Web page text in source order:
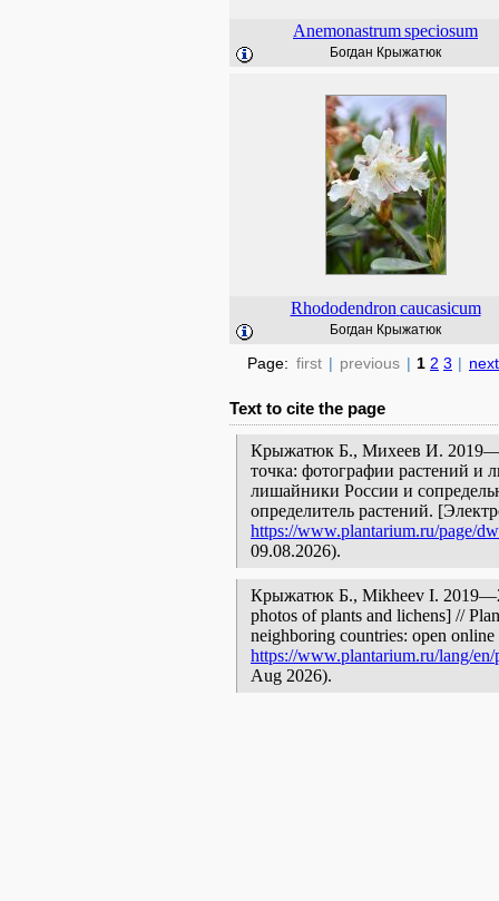
Anemonastrumspeciosum
Богдан Крыжатюк
Rhododendron caucasicum
Богдан Крыжатюк
Page: first | previous | 1 2 3 | next
Text to cite the page
Крыжатюк Б., Михеев И.
точка: фотографии растений и
лишайники России и
определитель растений.
https://www.plantarium.ru/page/
09.08.2026).
Крыжатюк Б., Mikheev I.
photos of plants and lichens] //
neighboring countries: open
https://www.plantarium.ru/lang/
Aug 2026).